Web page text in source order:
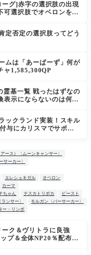
グ]赤字の選択肢の出現
可選択肢でオベロンを疑
定否定の選択肢ってどう
ムは「あーぱーず」何が
ャ1,585,300QP
霊基一覧 戦ったはずなの
表示にならないのは何
ックランド実装！スキル
与にカリスマでサポ性
ース）〈ムーンキャンサー〉
サーカー〉
エレシュキガル
オベロン
カーマ
ちゃん テスカトリポカ
ビースト
ンサー〉
モルガン〈バーサーカー〉
ー・リンボ
ーク＆ヴリトラに良強
プ＆全体NP20％配布で